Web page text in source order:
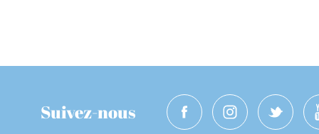
Suivez-nous